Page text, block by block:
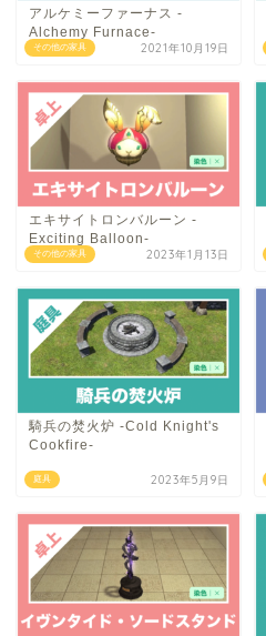
その他の家具
アルケミーファーナス -
Alchemy Furnace-
2021年10月19日
その他の家具
エキサイトロンバルーン -
Exciting Balloon-
2023年1月13日
庭具
騎兵の焚火炉 -Cold Knight's
Cookfire-
2023年5月9日